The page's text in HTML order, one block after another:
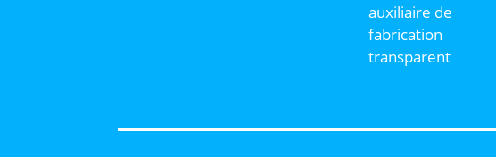
auxiliaire de
fabrication
transparent